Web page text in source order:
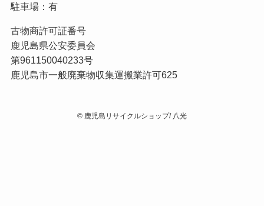
駐車場：有
古物商許可証番号
鹿児島県公安委員会
第961150040233号
鹿児島市一般廃棄物収集運搬業許可625
© 鹿児島リサイクルショップ/ 八光